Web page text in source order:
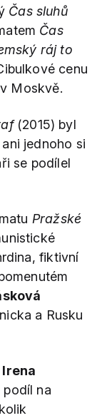
Čas sluhů
Čas
ráj to
cenu
Moskvě.
(2015) byl
ani jednoho si
se podílel
Pražské
fiktivní
a Rusku
Irena
podíl na